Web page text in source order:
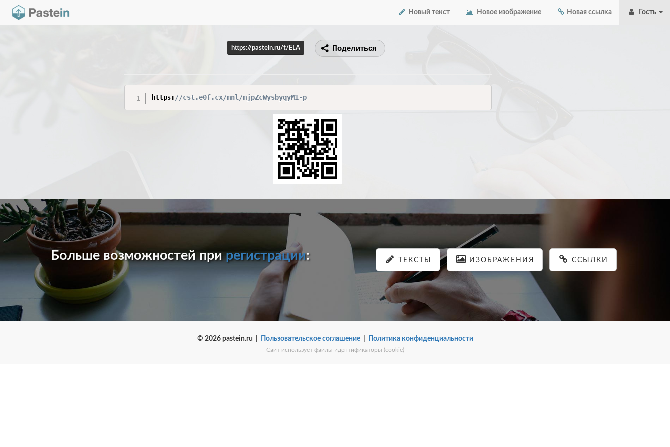
Новый текст Новое изображение Новая ссылка Гость
https://pastein.ru/t/ELA Поделиться
https: //cst.e0f.cx/mnl/mjpZcWysbyqyM1-p
Больше возможностей прирегистрации: ТЕКСТЫ ИЗОБРАЖЕНИЯ ССЫЛКИ
© 2026 pastein.ru | Пользовательское соглашение| Политика конфиденциальности
Сайт использует файлы-идентификаторы (cookie)